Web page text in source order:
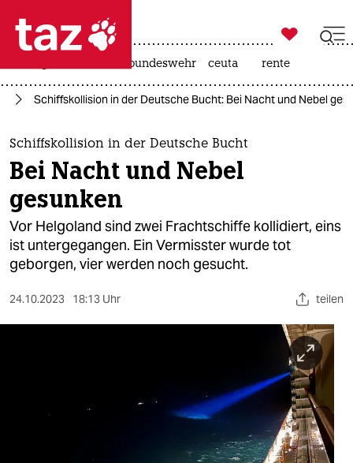
 taz zahl ich
taz zahl ich
themen
politik
öko
gesellschaft
sport

taz zahl ich
bundeswehr ceuta rente
Schiffskollision in der Deutsche Bucht: Bei Nacht und Nebel
Schiffskollision in der Deutsche Bucht
Bei Nacht und Nebel
gesunken
Vor Helgoland sind zwei Frachtschiffe kollidiert, eins
ist untergegangen. Ein Vermisster wurde tot
geborgen, vier werden noch gesucht.
24.10.2023 18:13 Uhr teilen